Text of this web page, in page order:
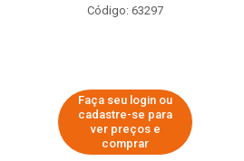
Código: 63297
Faça seu login ou
cadastre-se para
ver preços e
comprar